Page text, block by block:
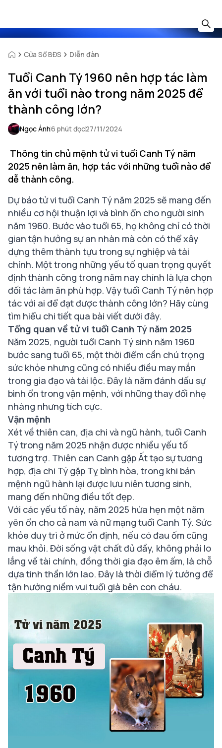
Cửa Sổ BĐS Diễn đàn
Tuổi Canh Tý 1960 nên hợp tác làm
ăn với tuổi nào trong năm 2025 để
thành công lớn?
Ngọc Ánh6 phút đọc27/11/2024
Thông tin chủ mệnh tử vi tuổi Canh Tý năm
2025 nên làm ăn, hợp tác với những tuổi nào để
dễ thành công.
Dự báo tử vi tuổi Canh Tý năm 2025 sẽ mang đến
nhiều cơ hội thuận lợi và bình ổn cho người sinh
năm 1960. Bước vào tuổi 65, họ không chỉ có thời
gian tận hưởng sự an nhàn mà còn có thể xây
dựng thêm thành tựu trong sự nghiệp và tài
chính. Một trong những yếu tố quan trọng quyết
định thành công trong năm nay chính là lựa chọn
đối tác làm ăn phù hợp. Vậy tuổi Canh Tý nên hợp
tác với ai để đạt được thành công lớn? Hãy cùng
tìm hiểu chi tiết qua bài viết dưới đây.
Tổng quan về tử vi tuổi Canh Tý năm 2025
Năm 2025, người tuổi Canh Tý sinh năm 1960
bước sang tuổi 65, một thời điểm cần chú trọng
sức khỏe nhưng cũng có nhiều điều may mắn
trong gia đạo và tài lộc. Đây là năm đánh dấu sự
bình ổn trong vận mệnh, với những thay đổi nhẹ
nhàng nhưng tích cực.
Vận mệnh
Xét về thiên can, địa chi và ngũ hành, tuổi Canh
Tý trong năm 2025 nhận được nhiều yếu tố
tương trợ. Thiên can Canh gặp Ất tạo sự tương
hợp, địa chi Tý gặp Tỵ bình hòa, trong khi bản
mệnh ngũ hành lại được lưu niên tương sinh,
mang đến những điều tốt đẹp.
Với các yếu tố này, năm 2025 hứa hẹn một năm
yên ổn cho cả nam và nữ mạng tuổi Canh Tý. Sức
khỏe duy trì ở mức ổn định, nếu có đau ốm cũng
mau khỏi. Đời sống vật chất đủ đầy, không phải lo
lắng về tài chính, đồng thời gia đạo êm ấm, là chỗ
dựa tinh thần lớn lao. Đây là thời điểm lý tưởng để
tận hưởng niềm vui tuổi già bên con cháu.